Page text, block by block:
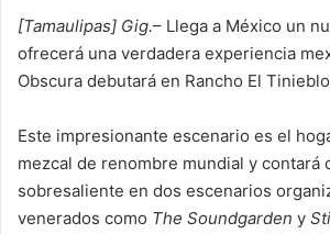
[Tamaulipas] Gig.– Llega a México un
ofrecerá una verdadera experiencia
Obscura debutará en Rancho El
Este impresionante escenario es el
mezcal de renombre mundial y contará
sobresaliente en dos escenarios
venerados como The Soundgarden y